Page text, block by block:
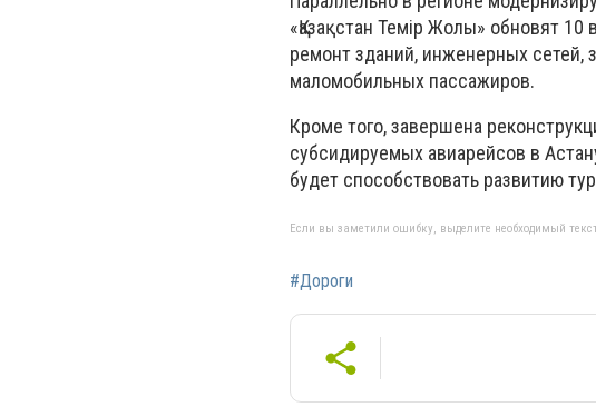
«Қазақстан Темір Жолы» обновят
ремонт зданий, инженерных сетей,
маломобильных пассажиров.
Кроме того, завершена
субсидируемых авиарейсов в
будет способствовать развитию
Если вы заметили ошибку, выделите необходимый
#Дороги